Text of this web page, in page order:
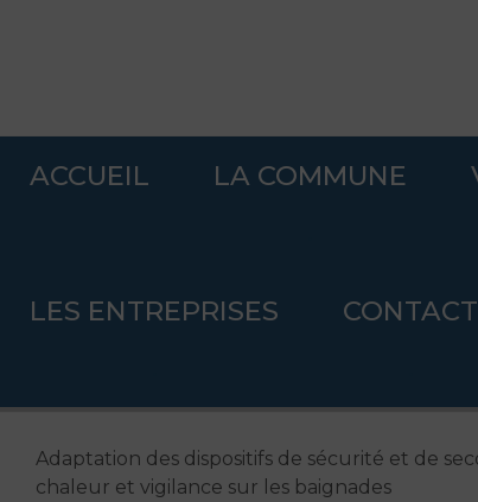
ACCUEIL
LA COMMUNE
LES ENTREPRISES
CONTACT
Adaptation des
Adaptation des dispositifs de sécurité et de
chaleur et vigilance sur les baignades